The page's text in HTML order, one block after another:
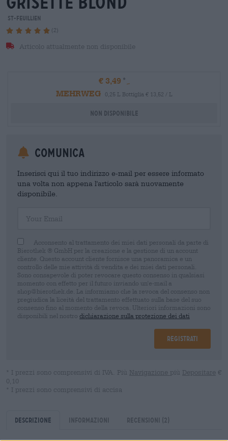
St-Feuillien
(2)
Articolo attualmente non disponibile
€ 3,49
MEHRWEG
0,25 L Bottiglia € 13,52 / L
Non disponibile
Comunica
Inserisci qui il tuo indirizzo e-mail per essere informato
una volta non appena l'articolo sarà nuovamente
disponibile.
Acconsento al trattamento dei miei dati personali da parte di
Bierothek ® GmbH per la creazione e la gestione di un account
cliente. Questo account cliente fornisce una panoramica e un
controllo delle mie attività di vendita e dei miei dati personali.
Sono consapevole di poter revocare questo consenso in qualsiasi
momento con effetto per il futuro inviando un'e-mail a
shop@bierothek.de. La informiamo che la revoca del consenso non
pregiudica la liceità del trattamento effettuato sulla base del suo
consenso fino al momento della revoca. Ulteriori informazioni sono
disponibili nel nostro dichiarazione sulla protezione dei dati
Registrati
* I prezzi sono comprensivi di IVA. Più Navigazione più Depositare €
0,10
* I prezzi sono comprensivi di accisa
Descrizione Informazioni Recensioni (2)